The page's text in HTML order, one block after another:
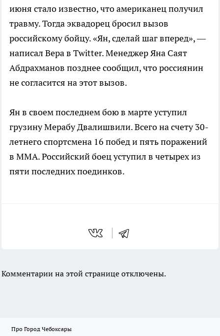
июня стало известно, что американец получил
травму. Тогда эквадорец бросил вызов
российскому бойцу. «Ян, сделай шаг вперед», —
написал Вера в Twitter. Менеджер Яна Саят
Абдрахманов позднее сообщил, что россиянин
не согласится на этот вызов.
Ян в своем последнем бою в марте уступил
грузину Мерабу Двалишвили. Всего на счету 30-
летнего спортсмена 16 побед и пять поражений
в ММА. Российский боец уступил в четырех из
пяти последних поединков.
Комментарии на этой странице отключены.
Про Город Чебоксары